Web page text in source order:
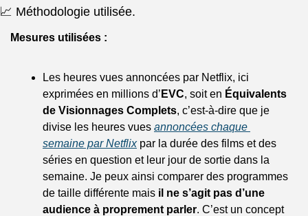
📈 Méthodologie utilisée.
Mesures utilisées :
Les heures vues annoncées par Netflix, ici
exprimées en millions d’ EVC, soit en Équivalents
de Visionnages Complets, c’est-à-dire que je
divise les heures vues annoncées chaque
semaine par Netflix par la durée des films et des
séries en question et leur jour de sortie dans la
semaine. Je peux ainsi comparer des programmes
de taille différente mais il ne s’agit pas d’une
audience à proprement parler. C’est un concept